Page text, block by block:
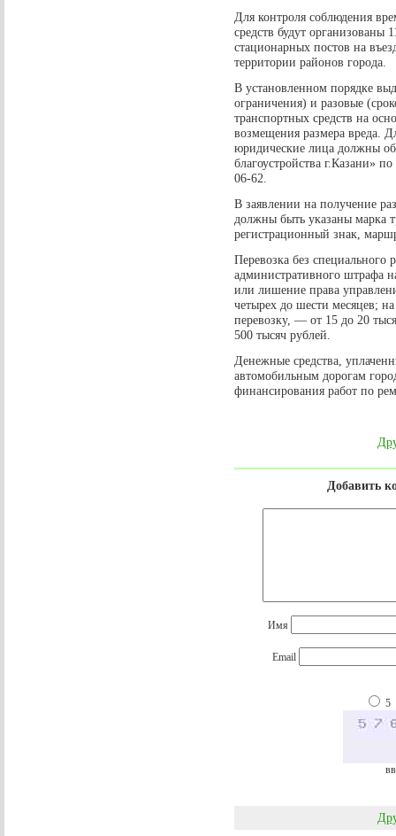
Для контроля соблюдения
средств будут организованы
стационарных постов на
территории районов города.
В установленном порядке
ограничения) и разовые
транспортных средств на
возмещения размера вреда.
юридические лица должны
благоустройства г.Казани»
06-62.
В заявлении на получение
должны быть указаны марка
регистрационный знак,
Перевозка без специального
административного штрафа
или лишение права
четырех до шести месяцев;
перевозку, — от 15 до 20
500 тысяч рублей.
Денежные средства,
автомобильным дорогам
финансирования работ по
Добавить
Имя
Email
5